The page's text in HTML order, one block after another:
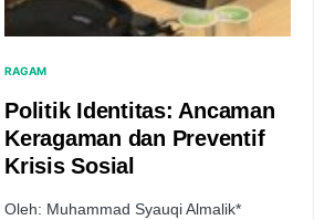
RAGAM
Politik Identitas: Ancaman
Keragaman dan Preventif
Krisis Sosial
Oleh: Muhammad Syauqi Almalik*